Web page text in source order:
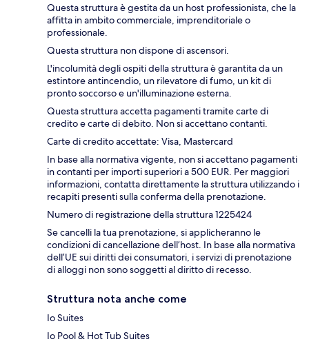
Questa struttura è gestita da un host professionista, che la
affitta in ambito commerciale, imprenditoriale o
professionale.
Questa struttura non dispone di ascensori.
L'incolumità degli ospiti della struttura è garantita da un
estintore antincendio, un rilevatore di fumo, un kit di
pronto soccorso e un'illuminazione esterna.
Questa struttura accetta pagamenti tramite carte di
credito e carte di debito. Non si accettano contanti.
Carte di credito accettate: Visa, Mastercard
In base alla normativa vigente, non si accettano pagamenti
in contanti per importi superiori a 500 EUR. Per maggiori
informazioni, contatta direttamente la struttura utilizzando i
recapiti presenti sulla conferma della prenotazione.
Numero di registrazione della struttura 1225424
Se cancelli la tua prenotazione, si applicheranno le
condizioni di cancellazione dell’host. In base alla normativa
dell’UE sui diritti dei consumatori, i servizi di prenotazione
di alloggi non sono soggetti al diritto di recesso.
Struttura nota anche come
Io Suites
Io Pool & Hot Tub Suites